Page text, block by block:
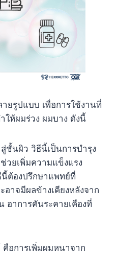
ยรูปแบบ เพื่อการใช้งานที่
ให้ผมร่วง ผมบาง ดังนี้
ชั้นผิว วิธีนี้เป็นการบำรุง
วยเพิ่มความแข็งแรง
นี้ต้องปรึกษาแพทย์ที่
าจมีผลข้างเคียงหลังจาก
อาการคันระคายเคืองที่
อการเพิ่มผมหนาจาก